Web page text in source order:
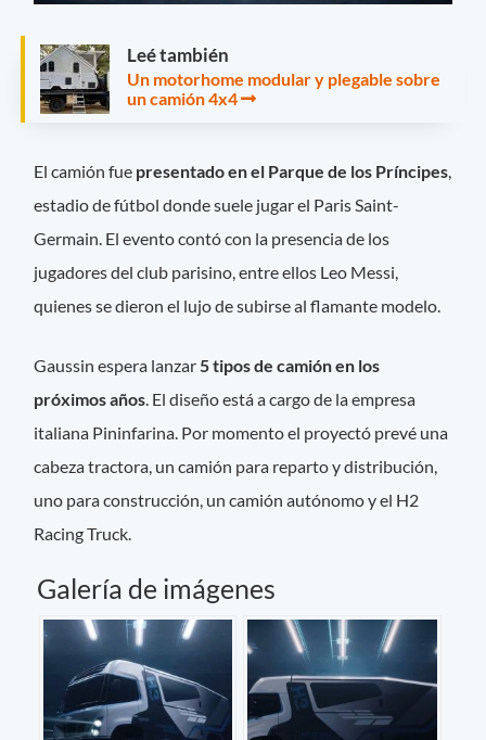
Leé también
Un motorhome modular y plegable sobre
un camión 4x4
El camión fue presentado en el Parque de los Príncipes,
estadio de fútbol donde suele jugar el Paris Saint-
Germain. El evento contó con la presencia de los
jugadores del club parisino, entre ellos Leo Messi,
quienes se dieron el lujo de subirse al flamante modelo.
Gaussin espera lanzar5 tipos de camiónen los
próximosaños. El diseño está a cargo de la empresa
italiana Pininfarina. Por momento el proyectó prevé una
cabeza tractora, un camión para reparto y distribución,
uno para construcción, un camión autónomo y el H2
Racing Truck.
Galería de imágenes